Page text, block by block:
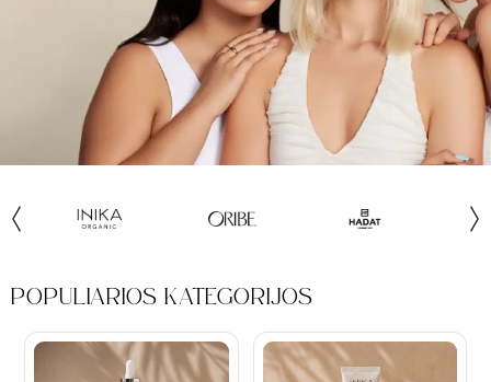
POPULIARIOS KATEGORIJOS